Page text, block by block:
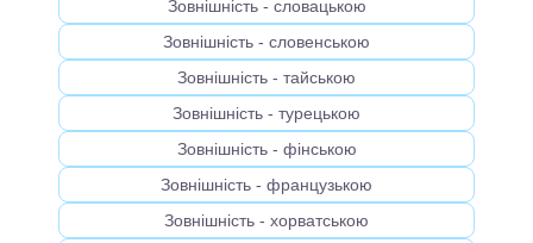
Зовнішність - словацькою
Зовнішність - словенською
Зовнішність - тайською
Зовнішність - турецькою
Зовнішність - фінською
Зовнішність - французькою
Зовнішність - хорватською